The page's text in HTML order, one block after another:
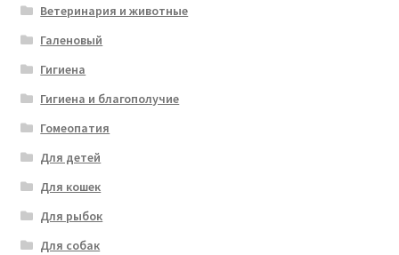
Ветеринария и животные
Галеновый
Гигиена
Гигиена и благополучие
Гомеопатия
Для детей
Для кошек
Для рыбок
Для собак